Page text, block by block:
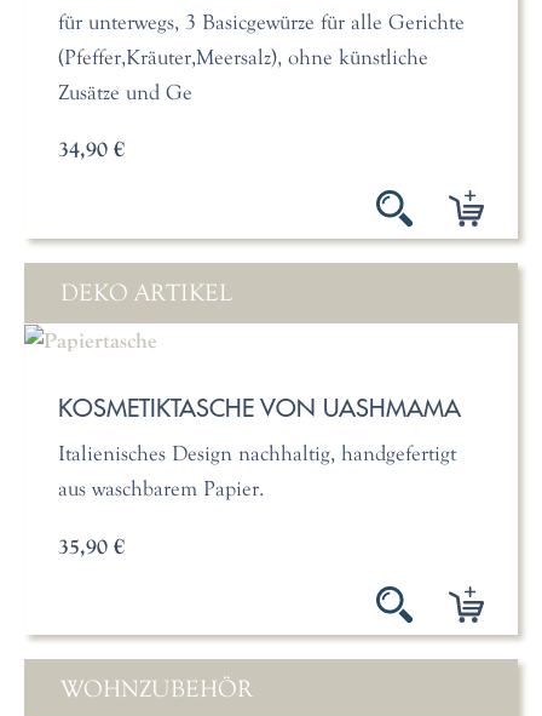
für unterwegs, 3 Basicgewürze für alle Gerichte
(Pfeffer,Kräuter,Meersalz), ohne künstliche
Zusätze und Ge
34,90 €
DEKO ARTIKEL
KOSMETIKTASCHE VON UASHMAMA
Italienisches Design nachhaltig, handgefertigt
aus waschbarem Papier.
35,90 €
WOHNZUBEHÖR